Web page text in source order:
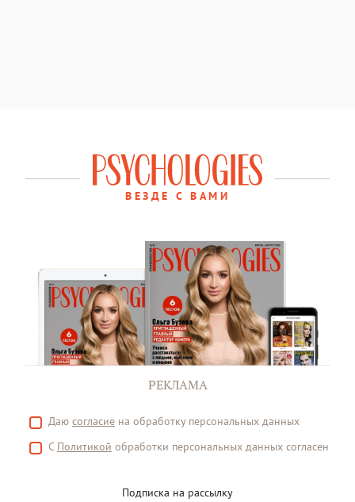
ВЕЗДЕ С ВАМИ
РЕКЛАМА
Даю согласие на обработку персональных данных
С Политикой обработки персональных данных согласен
Подписка на рассылку